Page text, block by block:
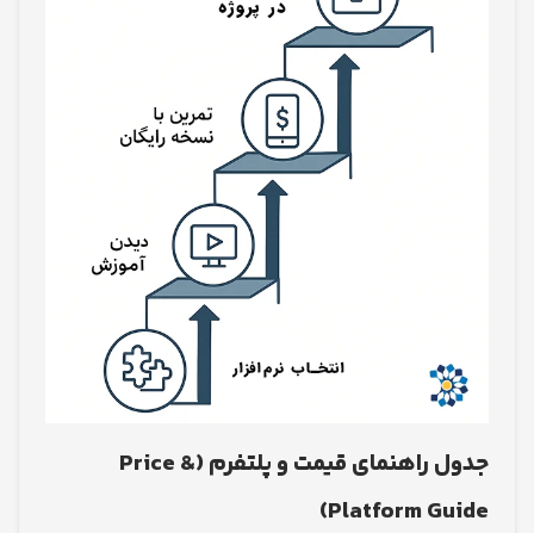
جدول راهنمای قیمت و پلتفرم (Price &
Platform